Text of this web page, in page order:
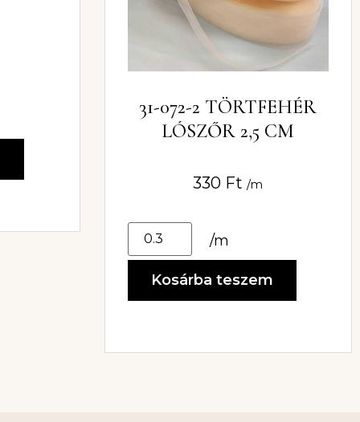
31-072-2 TÖRTFEHÉR
LÓSZŐR 2,5 CM
330 Ft /m
/m
Kosárba teszem